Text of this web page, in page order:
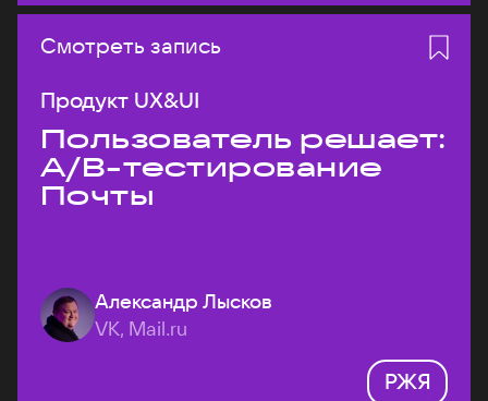
Смотреть запись
Продукт UX&UI
Пользователь решает:
A/B-тестирование
Почты
Александр Лысков
VK, Mail.ru
РЖЯ